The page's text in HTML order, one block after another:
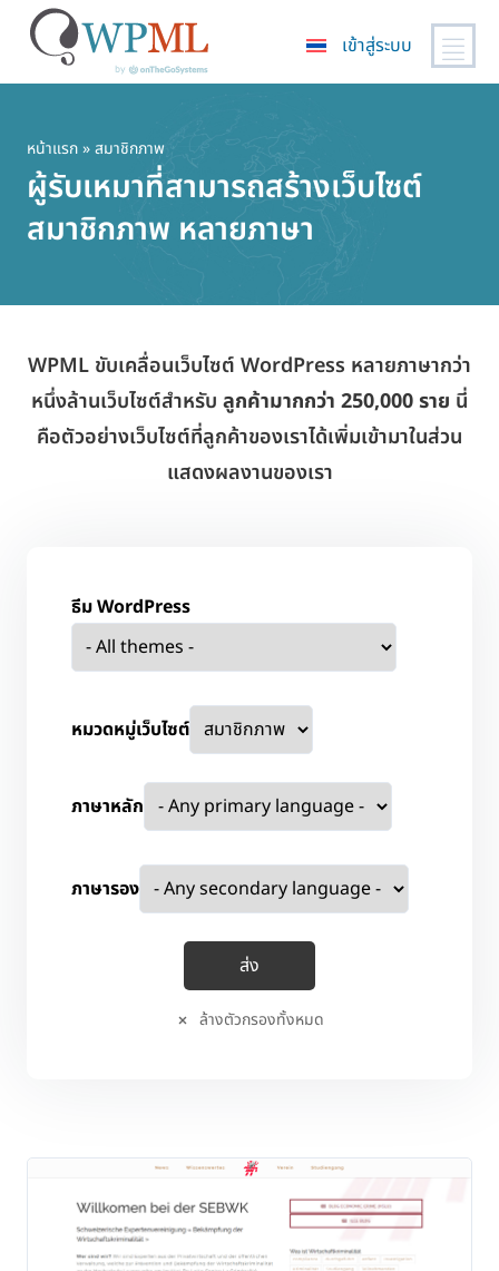
เนื้อหา
หลัก
เข้าสู่ระบบ
หน้าแรก» สมาชิกภาพ
ผู้รับเหมาที่สามารถสร้างเว็บไซต์
สมาชิกภาพ หลายภาษา
WPML ขับเคลื่อนเว็บไซต์ WordPress หลายภาษากว่า
หนึ่งล้านเว็บไซต์สำหรับ ลูกค้ามากกว่า 250,000 ราย นี่
คือตัวอย่างเว็บไซต์ที่ลูกค้าของเราได้เพิ่มเข้ามาในส่วน
แสดงผลงานของเรา
ธีม WordPress
หมวดหมู่เว็บไซต์
ภาษาหลัก
ภาษารอง
ล้างตัวกรองทั้งหมด